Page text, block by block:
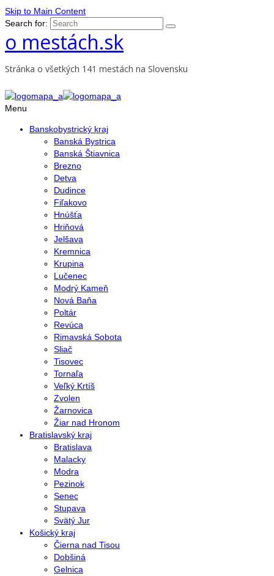
Skip to Main Content
Search for:
o mestách.sk
Stránka o všetkých 141 mestách na Slovensku
Menu
Banskobystrický kraj
Banská Bystrica
Banská Štiavnica
Brezno
Detva
Dudince
Fiľakovo
Hnúšťa
Hriňová
Jelšava
Kremnica
Krupina
Lučenec
Modrý Kameň
Nová Baňa
Poltár
Revúca
Rimavská Sobota
Sliač
Tisovec
Tornaľa
Veľký Krtíš
Zvolen
Žarnovica
Žiar nad Hronom
Bratislavský kraj
Bratislava
Malacky
Modra
Pezinok
Senec
Stupava
Svätý Jur
Košický kraj
Čierna nad Tisou
Dobšiná
Gelnica